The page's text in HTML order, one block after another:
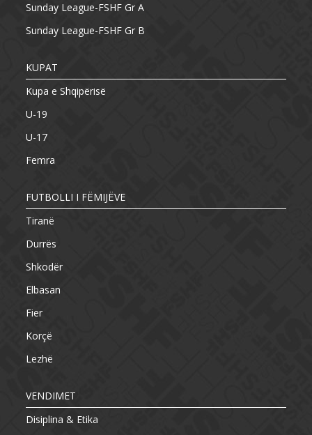
Sunday League-FSHF Gr A
Sunday League-FSHF Gr B
KUPAT
Kupa e Shqipërisë
U-19
U-17
Femra
FUTBOLLI I FËMIJËVE
Tiranë
Durrës
Shkodër
Elbasan
Fier
Korçë
Lezhë
VENDIMET
Disiplina & Etika